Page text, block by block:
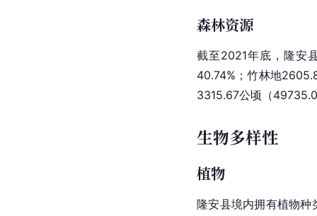
森林资源
截至2021年底，隆安
40.74%；竹林地
3315.67公顷（
生物多样性
植物
隆安县境内拥有植物